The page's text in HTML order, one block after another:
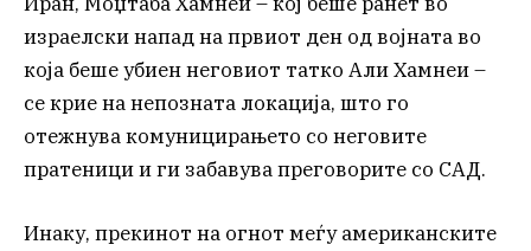
израелски напад на првиот ден од војната во
која беше убиен неговиот татко Али Хамнеи –
се крие на непозната локација, што го
отежнува комуницирањето со неговите
пратеници и ги забавува преговорите со САД.
Инаку, прекинот на огнот меѓу американските